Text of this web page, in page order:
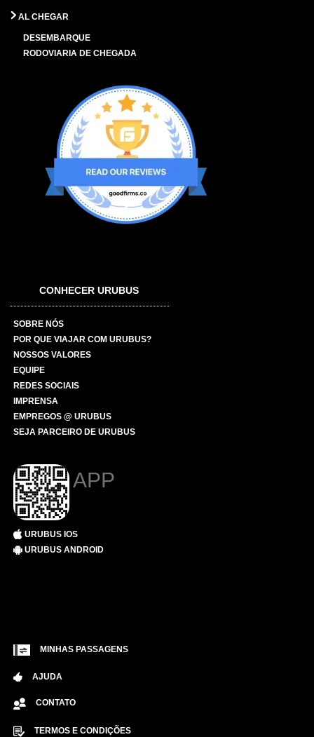
AL CHEGAR
DESEMBARQUE
RODOVIARIA DE CHEGADA
CONHECER URUBUS
SOBRE NÓS
POR QUE VIAJAR COM URUBUS?
NOSSOS VALORES
EQUIPE
REDES SOCIAIS
IMPRENSA
EMPREGOS @ URUBUS
SEJA PARCEIRO DE URUBUS
APP
URUBUS IOS
URUBUS ANDROID
MINHAS PASSAGENS
AJUDA
CONTATO
TERMOS E CONDIÇÕES